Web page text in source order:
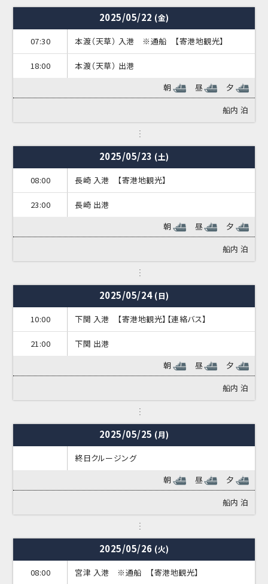
2025/05/22 (金)
07:30 本渡（天草） 入港 ※通船 【寄港地観光】
18:00
本渡（天草） 出港
朝
昼
夕
船内 泊
2025/05/23 (土)
08:00 長崎 入港 【寄港地観光】
23:00
長崎 出港
朝
昼
夕
船内 泊
2025/05/24 (日)
10:00 下関 入港 【寄港地観光】【連絡バス】
21:00
下関 出港
朝
昼
夕
船内 泊
2025/05/25 (月)
終日クルージング
朝
昼
夕
船内 泊
2025/05/26 (火)
08:00 宮津 入港 ※通船 【寄港地観光】